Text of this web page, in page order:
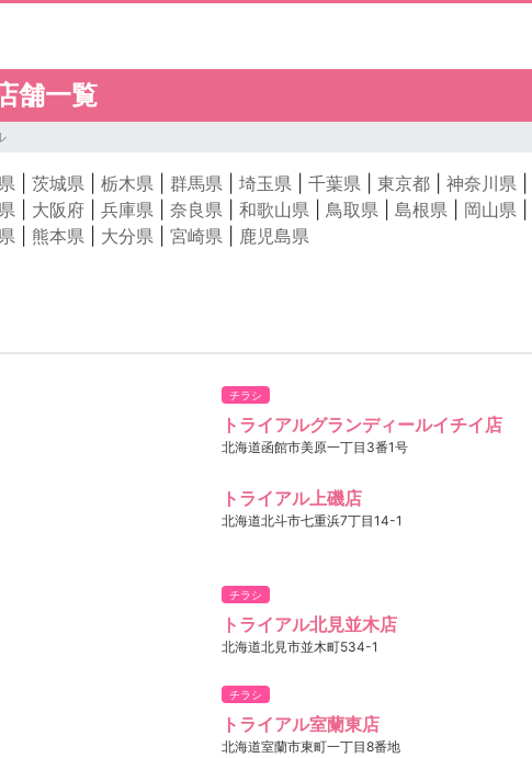
舗一覧
茨城県 栃木県 群馬県 埼玉県 千葉県 東京都 神奈川県
大阪府 兵庫県 奈良県 和歌山県 鳥取県 島根県 岡山県
熊本県 大分県 宮崎県 鹿児島県
チラシ
トライアルグランディールイチイ店
北海道函館市美原一丁目3番1号
トライアル上磯店
北海道北斗市七重浜7丁目14-1
チラシ
トライアル北見並木店
北海道北見市並木町534-1
チラシ
トライアル室蘭東店
北海道室蘭市東町一丁目8番地